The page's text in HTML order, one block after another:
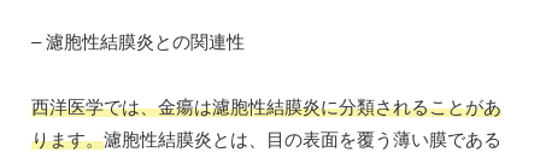
– 濾胞性結膜炎との関連性
西洋医学では、金瘍は濾胞性結膜炎に分類されることがあ
ります。濾胞性結膜炎とは、目の表面を覆う薄い膜である